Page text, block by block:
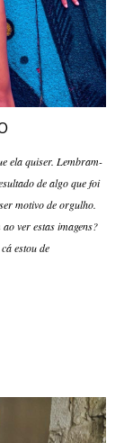
ela quiser. Lembram-
de algo que foi
motivo de orgulho.
ver estas imagens?
estou de